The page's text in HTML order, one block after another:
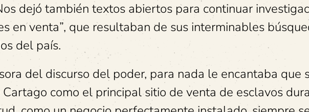
dejó también textos abiertos para continuar
en venta”, que resultaban de sus interminables
del país.
del discurso del poder, para nada le encantaba que
como el principal sitio de venta de esclavos